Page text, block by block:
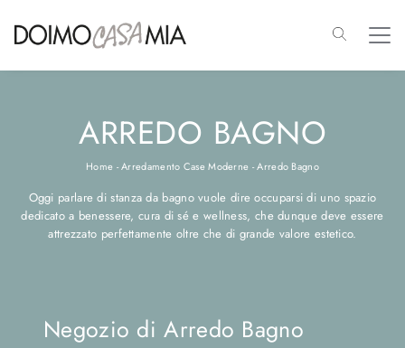
ARREDO BAGNO
Home -Arredamento Case Moderne -Arredo Bagno
Oggi parlare di stanza da bagno vuole dire occuparsi di uno spazio
dedicato a benessere, cura di sé e wellness, che dunque deve essere
attrezzato perfettamente oltre che di grande valore estetico.
Negozio di Arredo Bagno